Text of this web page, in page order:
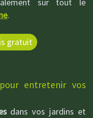
sur tout le
.
gratuit
entretenir vos
dans vos jardins et